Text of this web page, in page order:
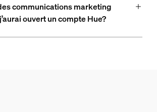
communications marketing
ouvert un compte Hue?